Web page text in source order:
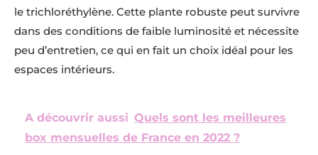
le trichloréthylène. Cette plante robuste peut survivre
dans des conditions de faible luminosité et nécessite
peu d’entretien, ce qui en fait un choix idéal pour les
espaces intérieurs.
A découvrir aussi Quels sont les meilleures
box mensuelles de France en 2022 ?